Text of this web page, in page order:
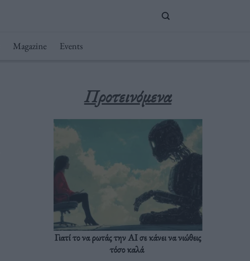
Magazine Events
Προτεινόμενα
Γιατί το να ρωτάς την AI σε κάνει να νιώθεις
τόσο καλά